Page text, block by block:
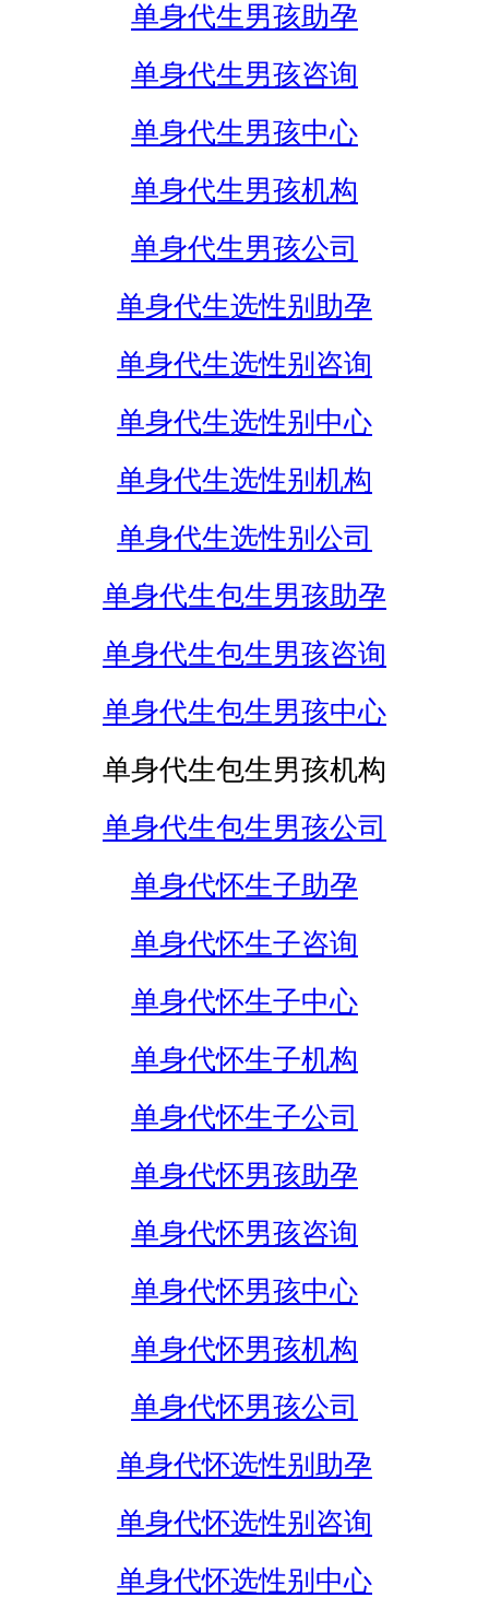
单身代生男孩助孕
单身代生男孩咨询
单身代生男孩中心
单身代生男孩机构
单身代生男孩公司
单身代生选性别助孕
单身代生选性别咨询
单身代生选性别中心
单身代生选性别机构
单身代生选性别公司
单身代生包生男孩助孕
单身代生包生男孩咨询
单身代生包生男孩中心
单身代生包生男孩机构
单身代生包生男孩公司
单身代怀生子助孕
单身代怀生子咨询
单身代怀生子中心
单身代怀生子机构
单身代怀生子公司
单身代怀男孩助孕
单身代怀男孩咨询
单身代怀男孩中心
单身代怀男孩机构
单身代怀男孩公司
单身代怀选性别助孕
单身代怀选性别咨询
单身代怀选性别中心